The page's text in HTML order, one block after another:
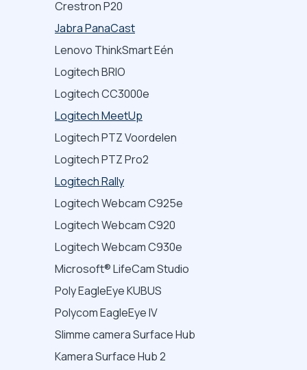
Crestron P20
Jabra PanaCast
Lenovo ThinkSmart Eén
Logitech BRIO
Logitech CC3000e
Logitech MeetUp
Logitech PTZ Voordelen
Logitech PTZ Pro2
Logitech Rally
Logitech Webcam C925e
Logitech Webcam C920
Logitech Webcam C930e
Microsoft® LifeCam Studio
Poly EagleEye KUBUS
Polycom EagleEye IV
Slimme camera Surface Hub
Kamera Surface Hub 2